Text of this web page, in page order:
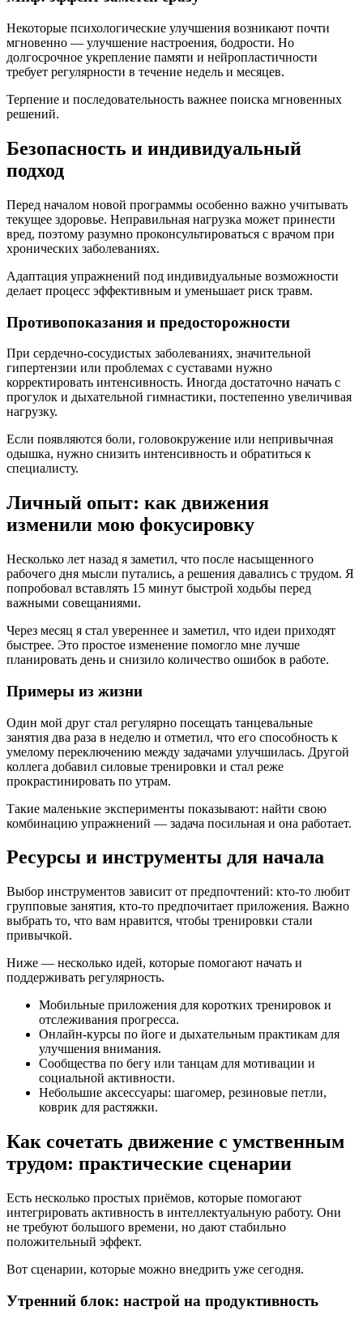
Некоторые психологические улучшения возникают почти
мгновенно — улучшение настроения, бодрости. Но
долгосрочное укрепление памяти и нейропластичности
требует регулярности в течение недель и месяцев.
Терпение и последовательность важнее поиска мгновенных
решений.
Безопасность и индивидуальный
подход
Перед началом новой программы особенно важно учитывать
текущее здоровье. Неправильная нагрузка может принести
вред, поэтому разумно проконсультироваться с врачом при
хронических заболеваниях.
Адаптация упражнений под индивидуальные возможности
делает процесс эффективным и уменьшает риск травм.
Противопоказания и предосторожности
При сердечно-сосудистых заболеваниях, значительной
гипертензии или проблемах с суставами нужно
корректировать интенсивность. Иногда достаточно начать с
прогулок и дыхательной гимнастики, постепенно увеличивая
нагрузку.
Если появляются боли, головокружение или непривычная
одышка, нужно снизить интенсивность и обратиться к
специалисту.
Личный опыт: как движения
изменили мою фокусировку
Несколько лет назад я заметил, что после насыщенного
рабочего дня мысли путались, а решения давались с трудом. Я
попробовал вставлять 15 минут быстрой ходьбы перед
важными совещаниями.
Через месяц я стал увереннее и заметил, что идеи приходят
быстрее. Это простое изменение помогло мне лучше
планировать день и снизило количество ошибок в работе.
Примеры из жизни
Один мой друг стал регулярно посещать танцевальные
занятия два раза в неделю и отметил, что его способность к
умелому переключению между задачами улучшилась. Другой
коллега добавил силовые тренировки и стал реже
прокрастинировать по утрам.
Такие маленькие эксперименты показывают: найти свою
комбинацию упражнений — задача посильная и она работает.
Ресурсы и инструменты для начала
Выбор инструментов зависит от предпочтений: кто-то любит
групповые занятия, кто-то предпочитает приложения. Важно
выбрать то, что вам нравится, чтобы тренировки стали
привычкой.
Ниже — несколько идей, которые помогают начать и
поддерживать регулярность.
Мобильные приложения для коротких тренировок и
отслеживания прогресса.
Онлайн-курсы по йоге и дыхательным практикам для
улучшения внимания.
Сообщества по бегу или танцам для мотивации и
социальной активности.
Небольшие аксессуары: шагомер, резиновые петли,
коврик для растяжки.
Как сочетать движение с умственным
трудом: практические сценарии
Есть несколько простых приёмов, которые помогают
интегрировать активность в интеллектуальную работу. Они
не требуют большого времени, но дают стабильно
положительный эффект.
Вот сценарии, которые можно внедрить уже сегодня.
Утренний блок: настрой на продуктивность